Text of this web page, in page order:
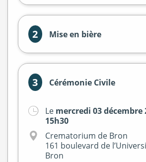
2 Mise en bière
3 Cérémonie Civile
Le mercredi 03 décembre
15h30
Crematorium de Bron
161 boulevard de
Bron